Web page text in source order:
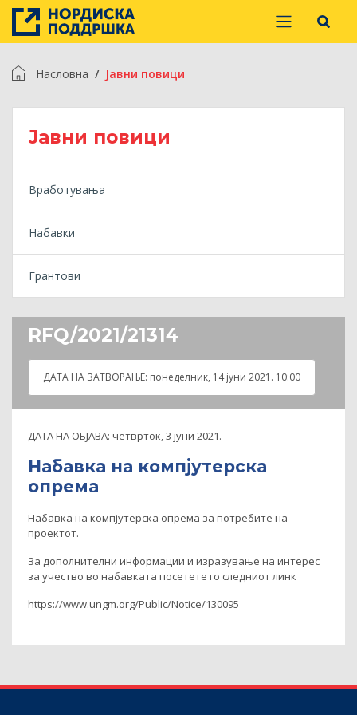
Насловна Jавни повици
Jавни повици
Вработувања
Набавки
Грантови
RFQ/2021/21314
ДАТА НА ЗАТВOРАЊЕ: понеделник, 14 јуни 2021. 10:00
ДАТА НА ОБЈАВА: четврток, 3 јуни 2021.
Набавка на компјутерска
опрема
Набавка на компјутерска опрема за потребите на
проектот.
За дополнителни информации и изразување на интерес
за учество во набавката посетете го следниот линк
https://www.ungm.org/Public/Notice/130095